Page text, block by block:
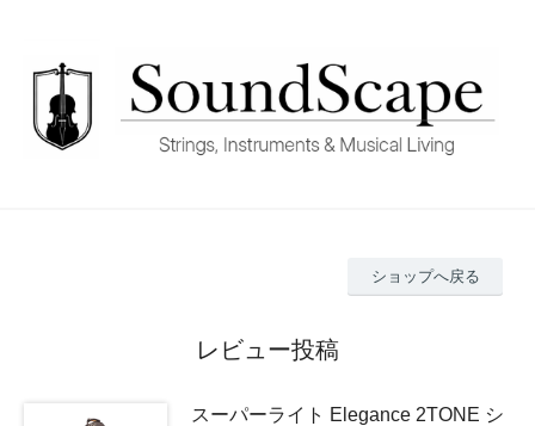
ショップへ戻る
レビュー投稿
スーパーライト Elegance 2TONE シ